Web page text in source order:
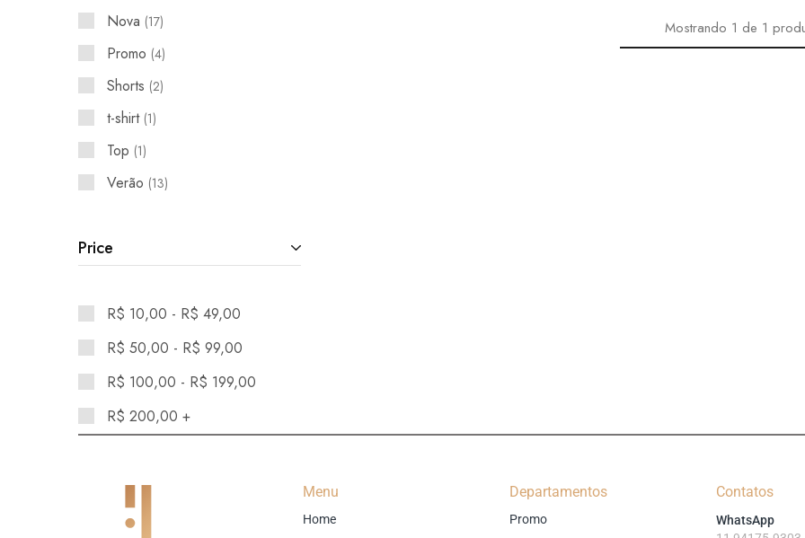
Mostrando 1de 1
Nova 17
Promo 4
Shorts 2
t-shirt 1
Top 1
Verão 13
Price
R$ 10,00 - R$ 49,00
R$ 50,00 - R$ 99,00
R$ 100,00 - R$ 199,00
R$ 200,00 +
Menu
Home
Departamentos
Promo
Contatos
WhatsApp